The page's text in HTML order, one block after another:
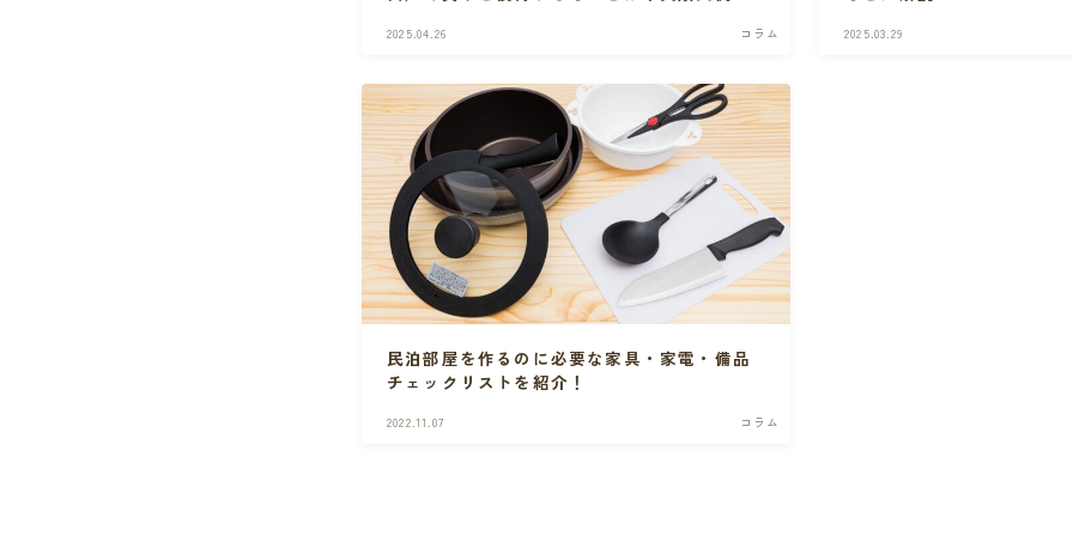
2025.04.26 コラム 2025.03.29
民泊部屋を作るのに必要な家具・家電・備品
チェックリストを紹介！
2022.11.07 コラム